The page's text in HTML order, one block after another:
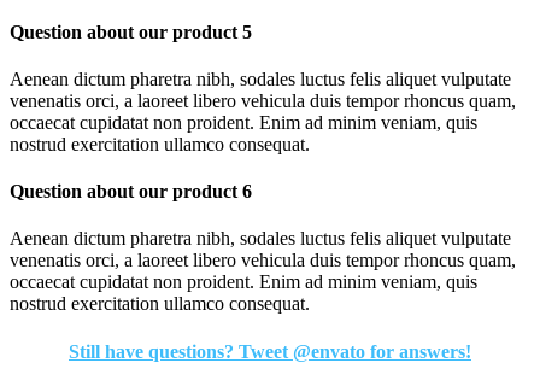
Question about our product 5
Aenean dictum pharetra nibh, sodales luctus felis aliquet vulputate
venenatis orci, a laoreet libero vehicula duis tempor rhoncus quam,
occaecat cupidatat non proident. Enim ad minim veniam, quis
nostrud exercitation ullamco consequat.
Question about our product 6
Aenean dictum pharetra nibh, sodales luctus felis aliquet vulputate
venenatis orci, a laoreet libero vehicula duis tempor rhoncus quam,
occaecat cupidatat non proident. Enim ad minim veniam, quis
nostrud exercitation ullamco consequat.
Still have questions? Tweet @envato for answers!